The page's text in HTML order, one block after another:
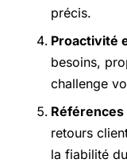
précis.
Proactivité
besoins,
challenge
retours
la fiabilité